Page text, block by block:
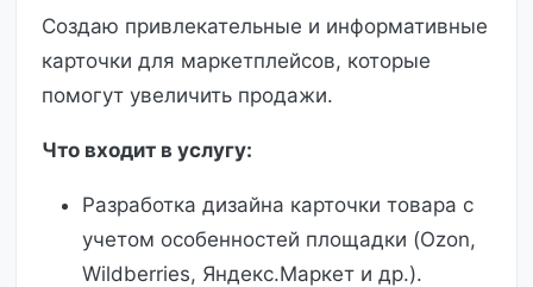
Создаю привлекательные и информативные
карточки для маркетплейсов, которые
помогут увеличить продажи.
Что входит в услугу:
Разработка дизайна карточки товара с
учетом особенностей площадки (Ozon,
Wildberries, Яндекс.Маркет и др.).